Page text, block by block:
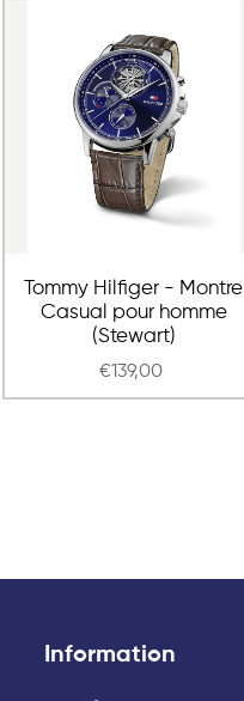
Tommy Hilfiger - Montre
Casual pour homme
(Stewart)
€139,00
Information